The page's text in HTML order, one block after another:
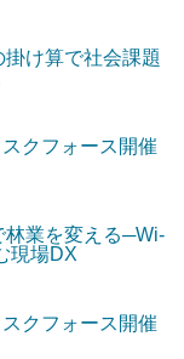
掛け算で社会課題
クフォース開催
林業を変える─Wi-
現場DX
クフォース開催